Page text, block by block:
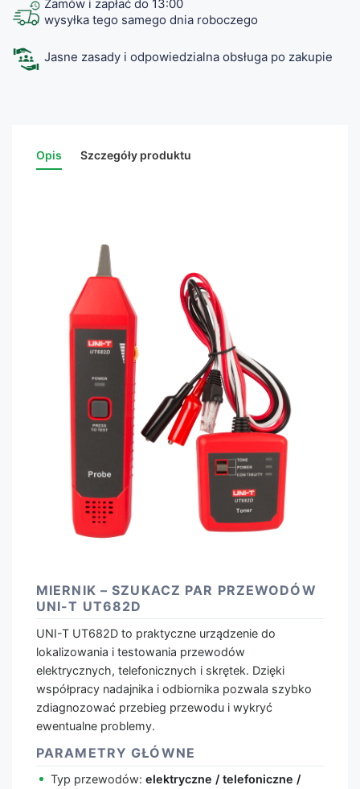
Zamów i zapłać do 13:00
wysyłka tego samego dnia roboczego
Jasne zasady i odpowiedzialna obsługa po zakupie
Opis Szczegóły produktu
MIERNIK – SZUKACZ PAR PRZEWODÓW
UNI-T UT682D
UNI-T UT682D to praktyczne urządzenie do
lokalizowania i testowania przewodów
elektrycznych, telefonicznych i skrętek. Dzięki
współpracy nadajnika i odbiornika pozwala szybko
zdiagnozować przebieg przewodu i wykryć
ewentualne problemy.
PARAMETRY GŁÓWNE
Typ przewodów: elektryczne / telefoniczne /